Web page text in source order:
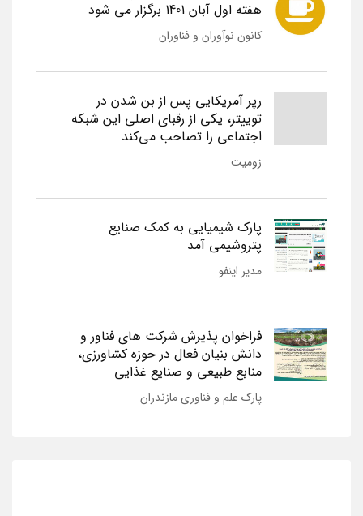
هفته اول آبان 1401 برگزار می شود
کانون نوآوران و فناوران
رپر آمریکایی پس از بن شدن در
توییتر، یکی از رقبای اصلی این شبکه
اجتماعی را تصاحب می‌کند
زومیت
پارک شیمیایی به کمک صنایع
پتروشیمی آمد
مدیر اینفو
فراخوان پذیرش شرکت های فناور و
دانش بنیان فعال در حوزه کشاورزی،
منابع طبیعی و صنایع غذایی
پارک علم و فناوری مازندران